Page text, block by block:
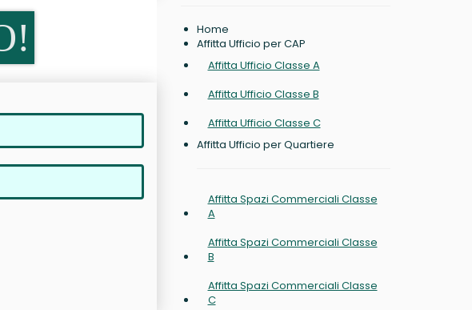
Home
Affitta Ufficio per CAP
Affitta Ufficio Classe A
Affitta Ufficio Classe B
Affitta Ufficio Classe C
Affitta Ufficio per Quartiere
Affitta Spazi Commerciali Classe
A
Affitta Spazi Commerciali Classe
B
Affitta Spazi Commerciali Classe
C